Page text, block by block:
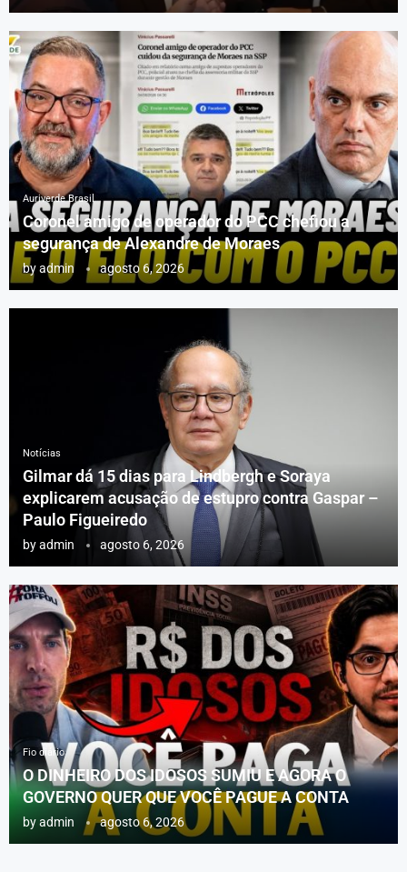
Auriverde Brasil
Coronel amigo de operador do PCC chefiou a
segurança de Alexandre de Moraes
byadmin agosto 6, 2026
Notícias
Gilmar dá 15 dias para Lindbergh e Soraya
explicarem acusação de estupro contra Gaspar –
Paulo Figueiredo
byadmin agosto 6, 2026
Fio diário
O DINHEIRO DOS IDOSOS SUMIU E AGORA O
GOVERNO QUER QUE VOCÊ PAGUE A CONTA
byadmin agosto 6, 2026